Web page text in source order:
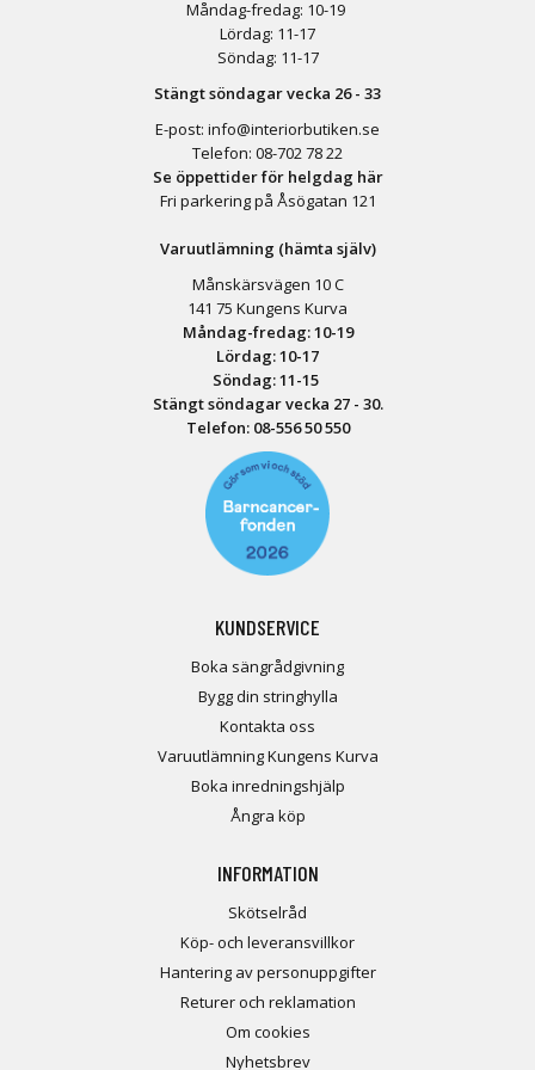
Måndag-fredag: 10-19
Lördag: 11-17
Söndag: 11-17
Stängt söndagar vecka 26 - 33
E-post: info@interiorbutiken.se
Telefon: 08-702 78 22
Se öppettider för helgdag här
Fri parkering på Åsögatan 121
Varuutlämning (hämta själv)
Månskärsvägen 10 C
141 75 Kungens Kurva
Måndag-fredag: 10-19
Lördag: 10-17
Söndag: 11-15
Stängt söndagar vecka 27 - 30.
Telefon: 08-556 50 550
KUNDSERVICE
Boka sängrådgivning
Bygg din stringhylla
Kontakta oss
Varuutlämning Kungens Kurva
Boka inredningshjälp
Ångra köp
INFORMATION
Skötselråd
Köp- och leveransvillkor
Hantering av personuppgifter
Returer och reklamation
Om cookies
Nyhetsbrev